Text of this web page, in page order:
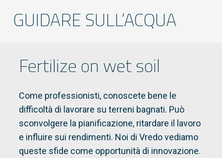
GUIDARE SULL’ACQUA
Fertilize on wet soil
Come professionisti, conoscete bene le
difficoltà di lavorare su terreni bagnati. Può
sconvolgere la pianificazione, ritardare il lavoro
e influire sui rendimenti. Noi di Vredo vediamo
queste sfide come opportunità di innovazione.